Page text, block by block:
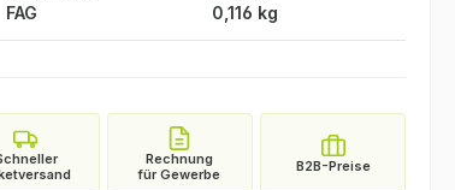
FAG 0,116 kg